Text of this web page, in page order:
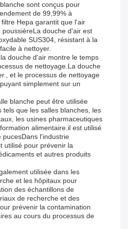
sont conçus pour
de 99,99% à
Hepa garantit que l'air
douche d'air est
SUS304, résistant à la
à nettoyer.
douche d'air montre le temps
de nettoyage.La douche
et le processus de nettoyage
simplement sur un
blanche peut être utilisée
tels que les salles blanches, les
les usines pharmaceutiques
alimentaire.il est utilisé
pucesDans l'industrie
utilisé pour prévenir la
et autres produits
utilisée dans les
et les hôpitaux pour
des échantillons de
de recherche et des
prévenir la contamination
au cours du processus de